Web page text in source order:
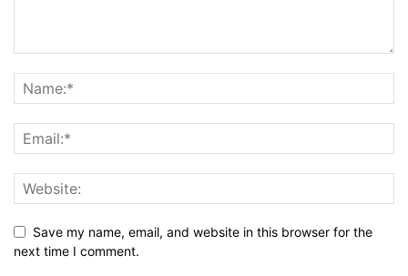
Save my name, email, and website in this browser for the
next time I comment.